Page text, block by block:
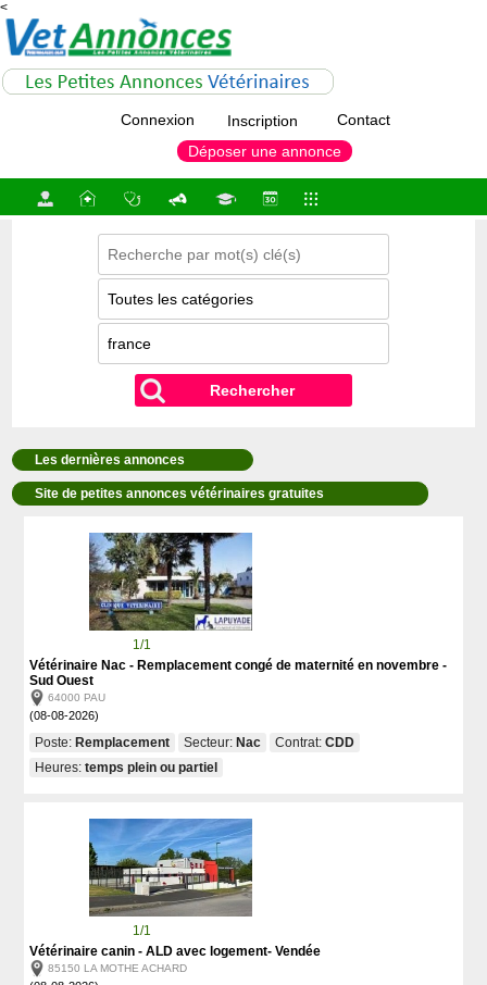
<
Déposer une annonce
Connexion Inscription Contact
Rechercher
Les dernières annonces
Site de petites annonces vétérinaires gratuites
1/1
Vétérinaire Nac - Remplacement congé de maternité en novembre -
Sud Ouest
64000 PAU
(08-08-2026)
Poste: Remplacement Secteur: Nac Contrat: CDD
Heures: temps plein ou partiel
1/1
Vétérinaire canin - ALD avec logement- Vendée
85150 LA MOTHE ACHARD